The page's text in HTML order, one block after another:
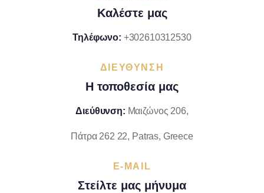
Καλέστε μας
Τηλέφωνο: +302610312530
ΔΙΕΥΘΥΝΣΗ
Η τοποθεσία μας
Διεύθυνση: Μαιζώνος 206,
Πάτρα 262 22, Patras, Greece
E-MAIL
Στείλτε μας μήνυμα